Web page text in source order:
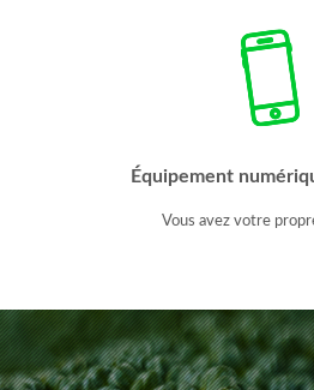
Équipement
Vous avez votre